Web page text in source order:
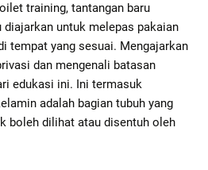
training, tantangan baru
diajarkan untuk melepas pakaian
tempat yang sesuai. Mengajarkan
dan mengenali batasan
edukasi ini. Ini termasuk
adalah bagian tubuh yang
boleh dilihat atau disentuh oleh